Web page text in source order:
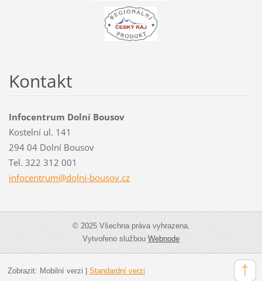
Kontakt
Infocentrum Dolní Bousov
Kostelní ul. 141
294 04 Dolní Bousov
Tel. 322 312 001
infocentrum@dolni-bousov.cz
© 2025 Všechna práva vyhrazena.
Vytvořeno službouWebnode
Zobrazit: Mobilní verzi Standardní verzi